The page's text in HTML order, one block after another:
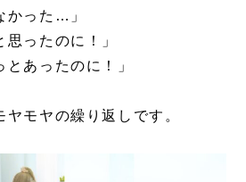
かった…」
思ったのに！」
とあったのに！」
モヤの繰り返しです。